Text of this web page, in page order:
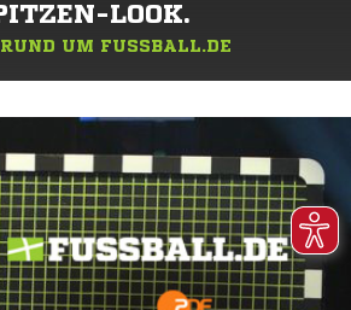
LOOK.
UM FUSSBALL.DE